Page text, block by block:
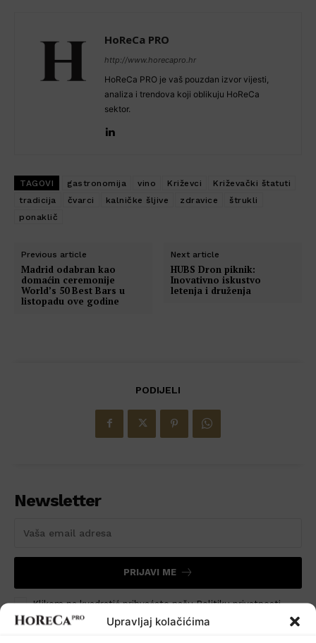
Upravljaj kolačićima
HoReCa PRO
http://www.horecapro.hr
HoReCa PRO je vaš pouzdan izvor vijesti,
analiza i trendova koji oblikuju HoReCa
sektor.
TAGOVI gastronomija vino Križevci
Križevački štatuti
tradicija
čvarci kalničke šljive zdravice
štrukli
ponaklič
Previous article
Madrid odabran kao
domaćin ceremonije
World’s 50 Best Bars u
listopadu ove godine
Next article
HUBS Dron piknik:
Inovativno iskustvo
letenja i druženja
PODIJELI
Newsletter
PRIJAVI ME
Klikom na kvadratić prihvaćate našu Politiku privatnosti